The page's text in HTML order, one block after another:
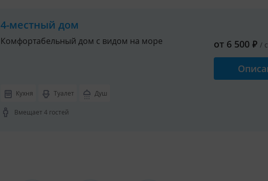
4-местный дом
Комфортабельный дом с видом на море
Кухня Туалет Душ
Вмещает 4 гостей
от 6 500 ₽ /